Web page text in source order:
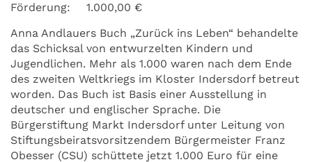
Förderung:
1.000,00 €
Anna Andlauers Buch „Zurück ins Leben“ behandelte
das Schicksal von entwurzelten Kindern und
Jugendlichen. Mehr als 1.000 waren nach dem Ende
des zweiten Weltkriegs im Kloster Indersdorf betreut
worden. Das Buch ist Basis einer Ausstellung in
deutscher und englischer Sprache. Die
Bürgerstiftung Markt Indersdorf unter Leitung von
Stiftungsbeiratsvorsitzendem Bürgermeister Franz
Obesser (CSU) schüttete jetzt 1.000 Euro für eine